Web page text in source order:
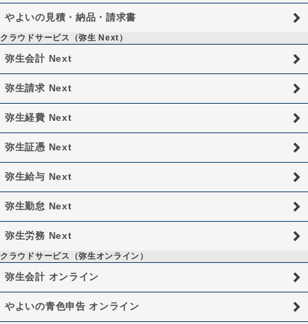
やよいの見積・納品・請求書
クラウドサービス（弥生 Next）
弥生会計 Next
弥生請求 Next
弥生経費 Next
弥生証憑 Next
弥生給与 Next
弥生勤怠 Next
弥生労務 Next
クラウドサービス（弥生オンライン）
弥生会計 オンライン
やよいの青色申告 オンライン